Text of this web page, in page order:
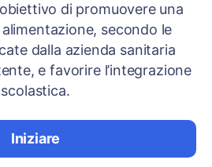
di promuovere una
secondo le
dalla azienda sanitaria
e favorire l’integrazione
scolastica.
Iniziare